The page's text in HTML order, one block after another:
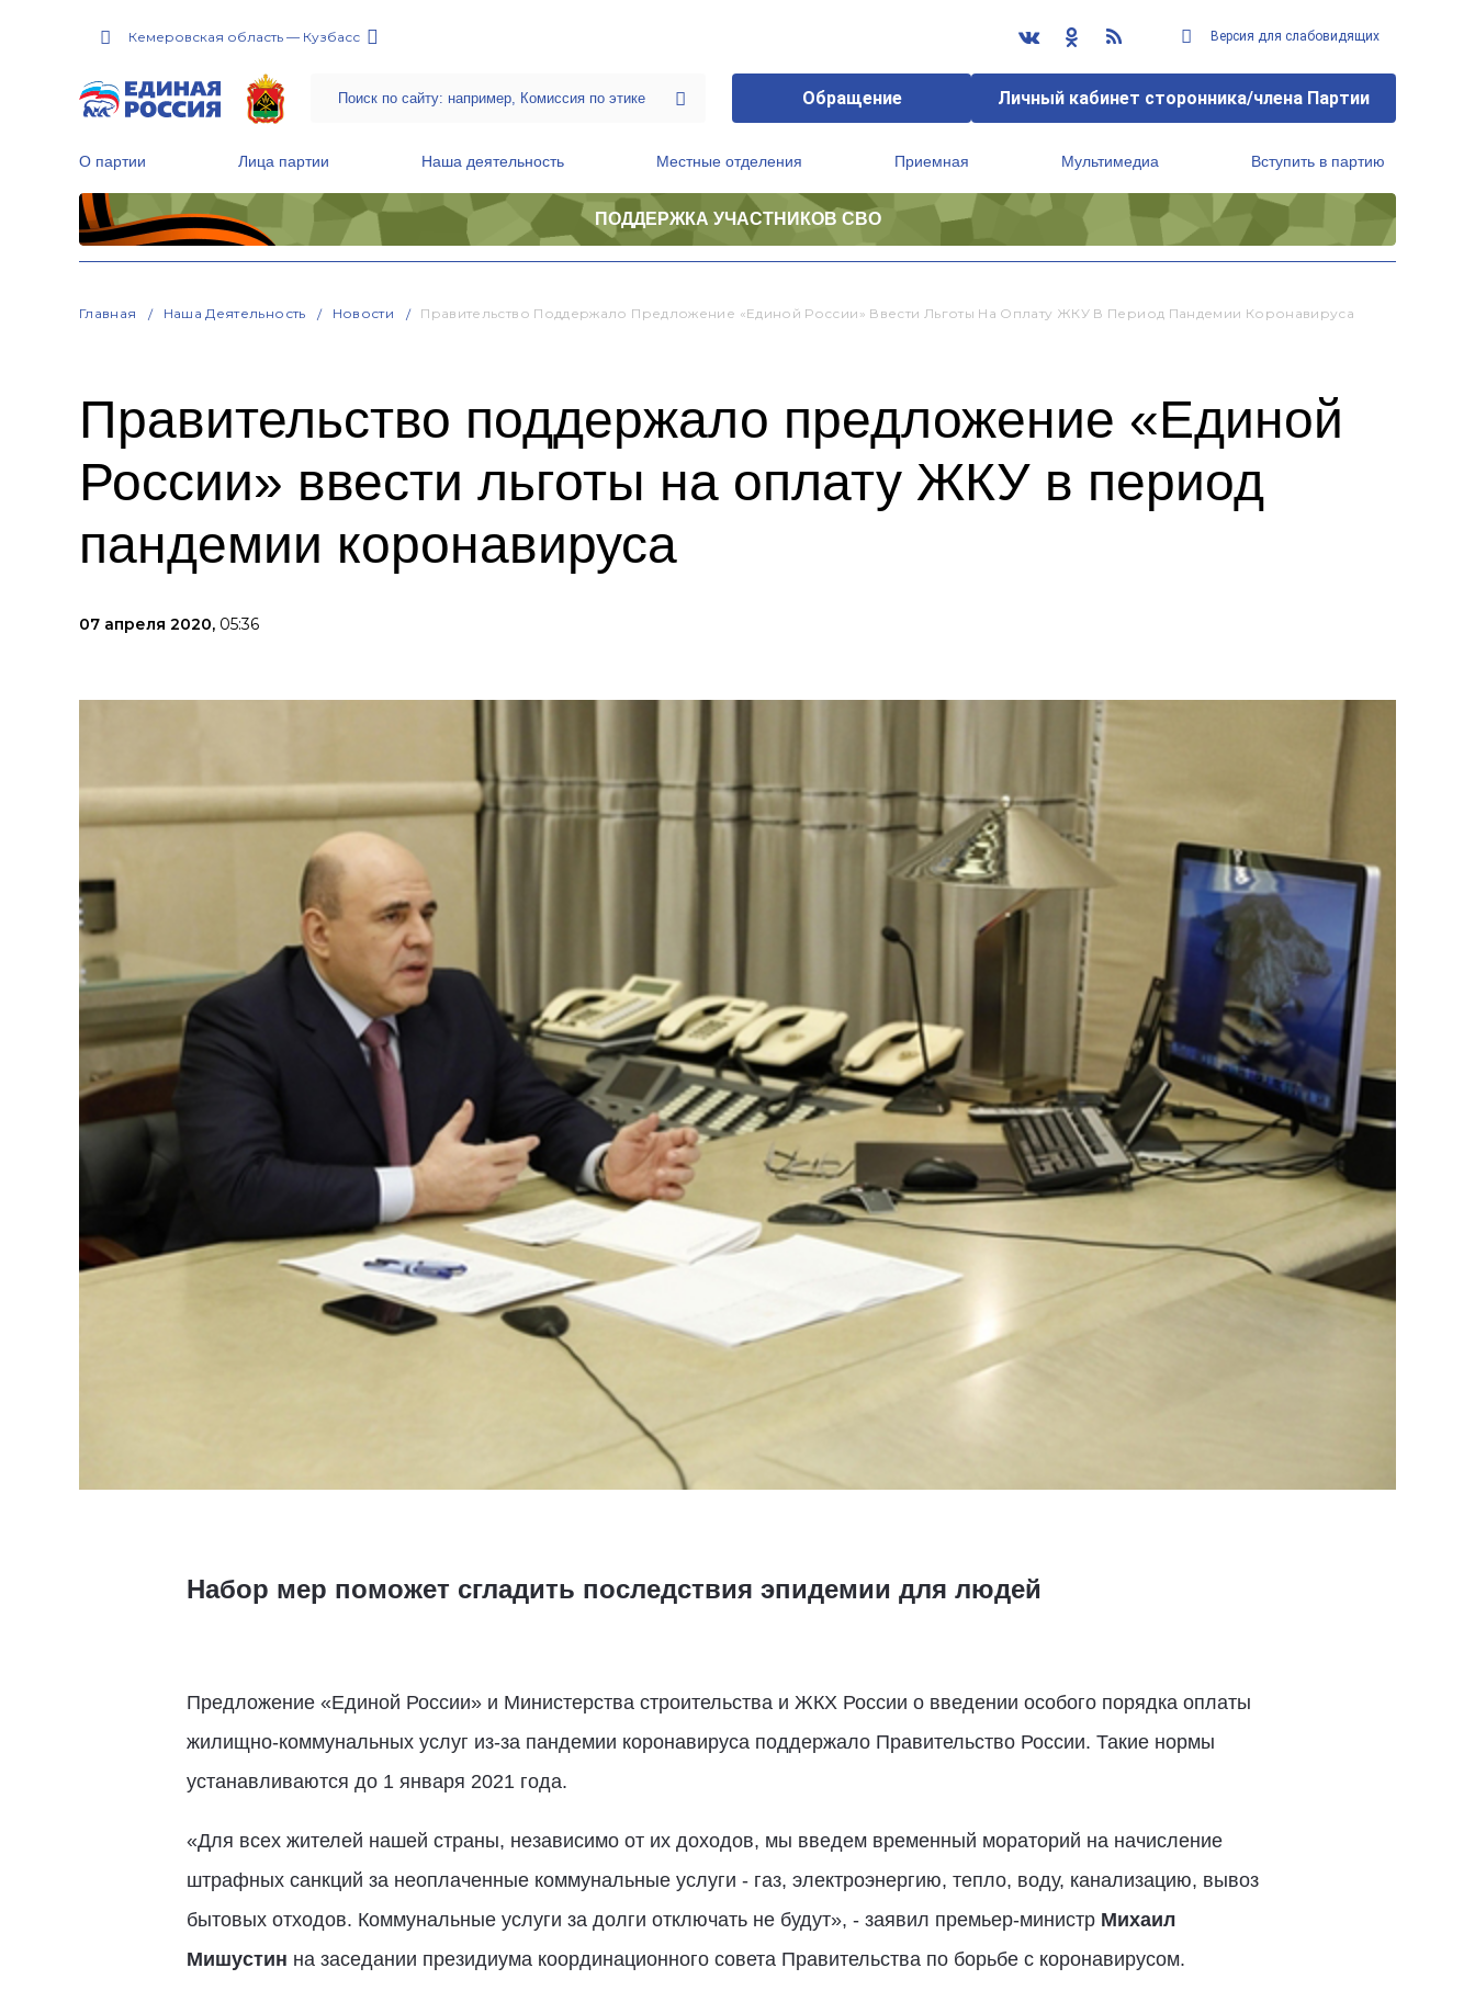
Кемеровская область — Кузбасс Версия для слабовидящих
Обращение Личный кабинет сторонника/члена Партии
О партии Лица партии Наша деятельность Местные отделения Приемная Мультимедиа Вступить в партию
ПОДДЕРЖКА УЧАСТНИКОВ СВО
Главная Наша Деятельность Новости Правительство Поддержало Предложение «Единой России» Ввести Льготы На Оплату ЖКУ В Период Пандемии Коронавируса
Правительство поддержало предложение «Единой
России» ввести льготы на оплату ЖКУ в период
пандемии коронавируса
07 апреля 2020, 05:36
Набор мер поможет сгладить последствия эпидемии для людей
Предложение «Единой России» и Министерства строительства и ЖКХ России о введении особого порядка оплаты
жилищно-коммунальных услуг из-за пандемии коронавируса поддержало Правительство России. Такие нормы
устанавливаются до 1 января 2021 года.
«Для всех жителей нашей страны, независимо от их доходов, мы введем временный мораторий на начисление
штрафных санкций за неоплаченные коммунальные услуги - газ, электроэнергию, тепло, воду, канализацию, вывоз
бытовых отходов. Коммунальные услуги за долги отключать не будут», - заявил премьер-министр Михаил
Мишустин на заседании президиума координационного совета Правительства по борьбе с коронавирусом.